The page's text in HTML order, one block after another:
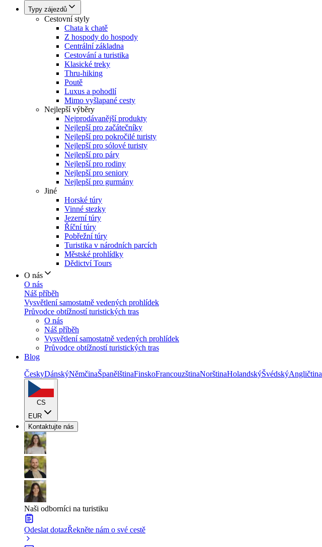
Typy zájezdů
Cestovní styly
Chata k chatě
Z hospody do hospody
Centrální základna
Cestování a turistika
Klasické treky
Thru-hiking
Poutě
Luxus a pohodlí
Mimo vyšlapané cesty
Nejlepší výběry
Nejprodávanější produkty
Nejlepší pro začátečníky
Nejlepší pro pokročilé turisty
Nejlepší pro sólové turisty
Nejlepší pro páry
Nejlepší pro rodiny
Nejlepší pro seniory
Nejlepší pro gurmány
Jiné
Horské túry
Vinné stezky
Jezerní túry
Říční túry
Pobřežní túry
Turistika v národních parcích
Městské prohlídky
Dědictví Tours
O nás
O nás
Náš příběh
Vysvětlení samostatně vedených prohlídek
Průvodce obtížností turistických tras
O nás
Náš příběh
Vysvětlení samostatně vedených prohlídek
Průvodce obtížností turistických tras
Blog
ČeskyDánskýNěmčinaŠpanělštinaFinskoFrancouzštinaNorštinaHolandskýŠvédskýAngličtina
CS
EUR
Kontaktujte nás
Naši odborníci na turistiku
Odeslat dotazŘekněte nám o své cestě